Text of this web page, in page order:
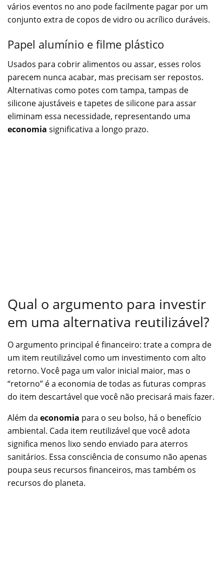
vários eventos no ano pode facilmente pagar por um
conjunto extra de copos de vidro ou acrílico duráveis.
Papel alumínio e filme plástico
Usados para cobrir alimentos ou assar, esses rolos
parecem nunca acabar, mas precisam ser repostos.
Alternativas como potes com tampa, tampas de
silicone ajustáveis e tapetes de silicone para assar
eliminam essa necessidade, representando uma
economia significativa a longo prazo.
Qual o argumento para investir
em uma alternativa reutilizável?
O argumento principal é financeiro: trate a compra de
um item reutilizável como um investimento com alto
retorno. Você paga um valor inicial maior, mas o
“retorno” é a economia de todas as futuras compras
do item descartável que você não precisará mais fazer.
Além da economia para o seu bolso, há o benefício
ambiental. Cada item reutilizável que você adota
significa menos lixo sendo enviado para aterros
sanitários. Essa consciência de consumo não apenas
poupa seus recursos financeiros, mas também os
recursos do planeta.